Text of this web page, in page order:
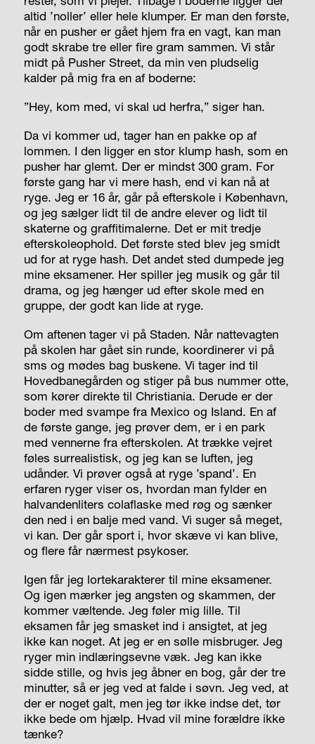
altid ’noller’ eller hele klumper. Er man den første,
når en pusher er gået hjem fra en vagt, kan man
godt skrabe tre eller fire gram sammen. Vi står
midt på Pusher Street, da min ven pludselig
kalder på mig fra en af boderne:
”Hey, kom med, vi skal ud herfra,” siger han.
Da vi kommer ud, tager han en pakke op af
lommen. I den ligger en stor klump hash, som en
pusher har glemt. Der er mindst 300 gram. For
første gang har vi mere hash, end vi kan nå at
ryge. Jeg er 16 år, går på efterskole i København,
og jeg sælger lidt til de andre elever og lidt til
skaterne og graffitimalerne. Det er mit tredje
efterskoleophold. Det første sted blev jeg smidt
ud for at ryge hash. Det andet sted dumpede jeg
mine eksamener. Her spiller jeg musik og går til
drama, og jeg hænger ud efter skole med en
gruppe, der godt kan lide at ryge.
Om aftenen tager vi på Staden. Når nattevagten
på skolen har gået sin runde, koordinerer vi på
sms og mødes bag buskene. Vi tager ind til
Hovedbanegården og stiger på bus nummer otte,
som kører direkte til Christiania. Derude er der
boder med svampe fra Mexico og Island. En af
de første gange, jeg prøver dem, er i en park
med vennerne fra efterskolen. At trække vejret
føles surrealistisk, og jeg kan se luften, jeg
udånder. Vi prøver også at ryge ’spand’. En
erfaren ryger viser os, hvordan man fylder en
halvandenliters colaflaske med røg og sænker
den ned i en balje med vand. Vi suger så meget,
vi kan. Der går sport i, hvor skæve vi kan blive,
og flere får nærmest psykoser.
Igen får jeg lortekarakterer til mine eksamener.
Og igen mærker jeg angsten og skammen, der
kommer væltende. Jeg føler mig lille. Til
eksamen får jeg smasket ind i ansigtet, at jeg
ikke kan noget. At jeg er en sølle misbruger. Jeg
ryger min indlæringsevne væk. Jeg kan ikke
sidde stille, og hvis jeg åbner en bog, går der tre
minutter, så er jeg ved at falde i søvn. Jeg ved, at
der er noget galt, men jeg tør ikke indse det, tør
ikke bede om hjælp. Hvad vil mine forældre ikke
tænke?